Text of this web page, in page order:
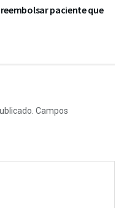
paciente que
Campos